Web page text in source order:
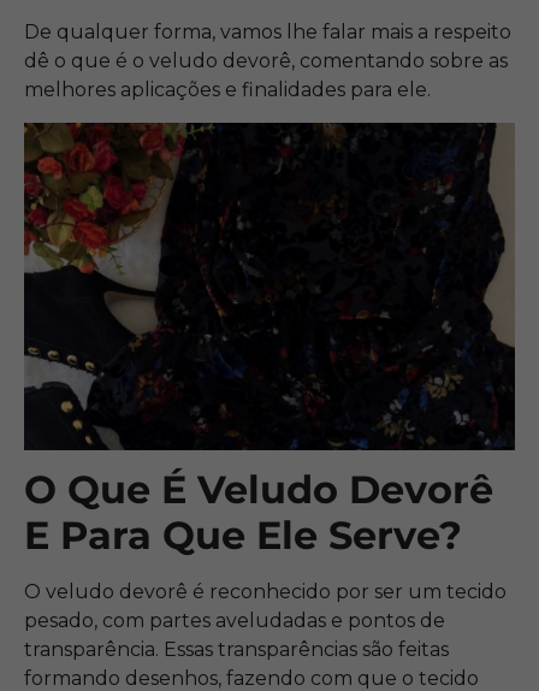
De qualquer forma, vamos lhe falar mais a respeito
dê o que é o veludo devorê, comentando sobre as
melhores aplicações e finalidades para ele.
O Que É Veludo Devorê
E Para Que Ele Serve?
O veludo devorê é reconhecido por ser um tecido
pesado, com partes aveludadas e pontos de
transparência. Essas transparências são feitas
formando desenhos, fazendo com que o tecido